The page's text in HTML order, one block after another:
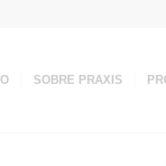
SOBRE PRAXIS